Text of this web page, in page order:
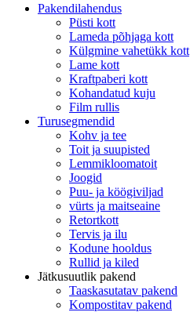
Pakendilahendus
Püsti kott
Lameda põhjaga kott
Külgmine vahetükk kott
Lame kott
Kraftpaberi kott
Kohandatud kuju
Film rullis
Turusegmendid
Kohv ja tee
Toit ja suupisted
Lemmikloomatoit
Joogid
Puu- ja köögiviljad
vürts ja maitseaine
Retortkott
Tervis ja ilu
Kodune hooldus
Rullid ja kiled
Jätkusuutlik pakend
Taaskasutatav pakend
Kompostitav pakend